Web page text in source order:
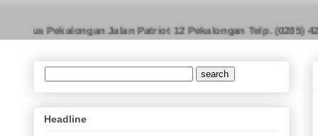
Pius Pekalongan Jalan Patriot 12 Pekalongan Telp. (0285)
Headline
BERKARAKTER, BERPRESTASI,
KEWIRAUSAHAAN, CINTA LINGKUNGAN DAN